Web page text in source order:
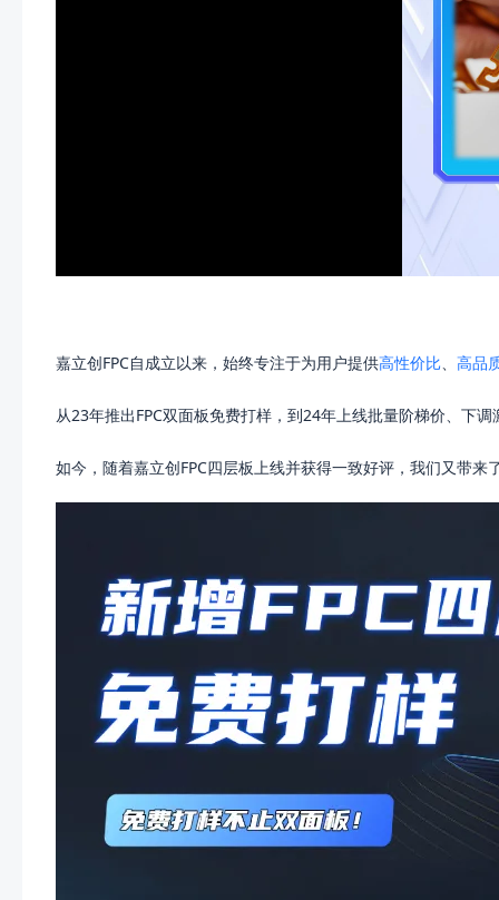
嘉立创FPC自成立以来，始终专注于为用户提供高性价比、 高品
从23年推出FPC双面板免费打样，到24年上线批量阶梯价、下
如今，随着嘉立创FPC四层板上线并获得一致好评，我们又带来